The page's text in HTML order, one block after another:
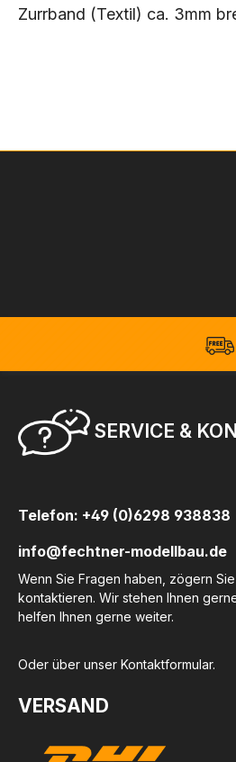
Zurrband (Textil) ca. 3mm
SERVICE &
Telefon: +49 (0)6298 938838
info@fechtner-modellbau.de
Wenn Sie Fragen haben, zögern
kontaktieren. Wir stehen Ihnen
helfen Ihnen gerne weiter.
Oder über unser Kontaktformular.
VERSAND